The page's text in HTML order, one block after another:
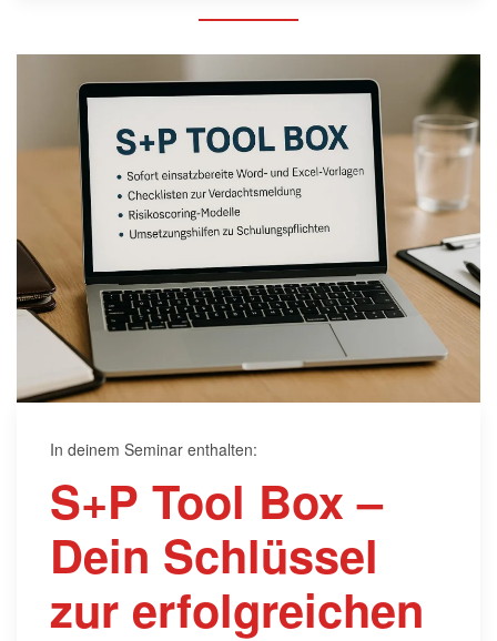
In deinem Seminar enthalten:
S+P Tool Box –
Dein Schlüssel
zur erfolgreichen